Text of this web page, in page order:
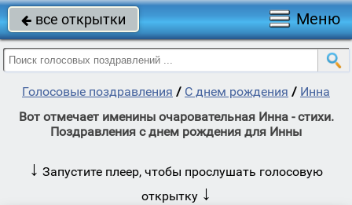
 все открытки Меню
Голосовые поздравления / С днем рождения / Инна
Вот отмечает именины очаровательная Инна - стихи.
Поздравления с днем рождения для Инны
↓ Запустите плеер, чтобы прослушать голосовую
открытку ↓